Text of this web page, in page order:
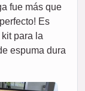
fue más que
Es
para la
espuma dura